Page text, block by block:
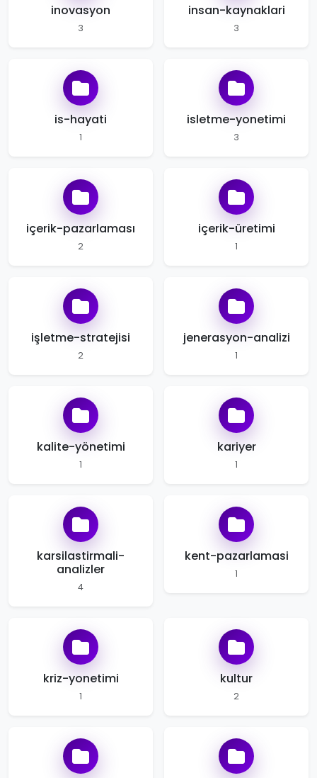
inovasyon
3
insan-kaynaklari
3
is-hayati
1
isletme-yonetimi
3
içerik-pazarlaması
2
içerik-üretimi
1
işletme-stratejisi
2
jenerasyon-analizi
1
kalite-yönetimi
1
kariyer
1
karsilastirmali-
analizler
4
kent-pazarlamasi
1
kriz-yonetimi
1
kultur
2